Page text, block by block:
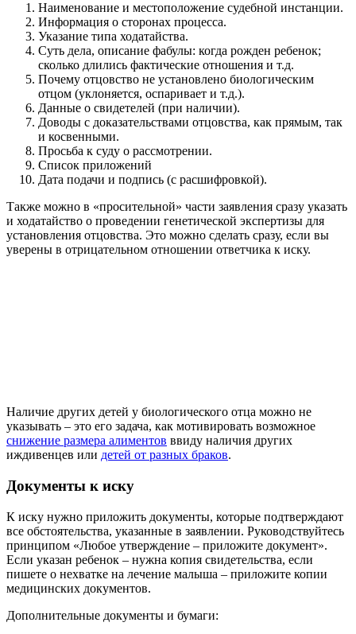
Наименование и местоположение судебной инстанции.
Информация о сторонах процесса.
Указание типа ходатайства.
Суть дела, описание фабулы: когда рожден ребенок;
сколько длились фактические отношения и т.д.
Почему отцовство не установлено биологическим
отцом (уклоняется, оспаривает и т.д.).
Данные о свидетелей (при наличии).
Доводы с доказательствами отцовства, как прямым, так
и косвенными.
Просьба к суду о рассмотрении.
Список приложений
Дата подачи и подпись (с расшифровкой).
Также можно в «просительной» части заявления сразу указать
и ходатайство о проведении генетической экспертизы для
установления отцовства. Это можно сделать сразу, если вы
уверены в отрицательном отношении ответчика к иску.
Наличие других детей у биологического отца можно не
указывать – это его задача, как мотивировать возможное
снижение размера алиментов ввиду наличия других
иждивенцев или детей от разных браков.
Документы к иску
К иску нужно приложить документы, которые подтверждают
все обстоятельства, указанные в заявлении. Руководствуйтесь
принципом «Любое утверждение – приложите документ».
Если указан ребенок – нужна копия свидетельства, если
пишете о нехватке на лечение малыша – приложите копии
медицинских документов.
Дополнительные документы и бумаги: